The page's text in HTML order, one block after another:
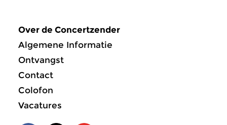
Over de Concertzender
Algemene Informatie
Ontvangst
Contact
Colofon
Vacatures